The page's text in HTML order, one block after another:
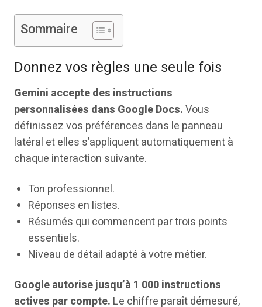
Sommaire
Donnez vos règles une seule fois
Gemini accepte des instructions
personnalisées dans Google Docs.Vous
définissez vos préférences dans le panneau
latéral et elles s’appliquent automatiquement à
chaque interaction suivante.
Ton professionnel.
Réponses en listes.
Résumés qui commencent par trois points
essentiels.
Niveau de détail adapté à votre métier.
Google autorise jusqu’à 1 000 instructions
actives par compte. Le chiffre paraît démesuré,